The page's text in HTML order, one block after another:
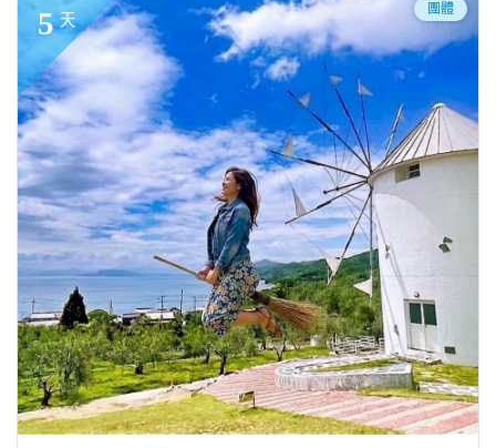
5 天
團體